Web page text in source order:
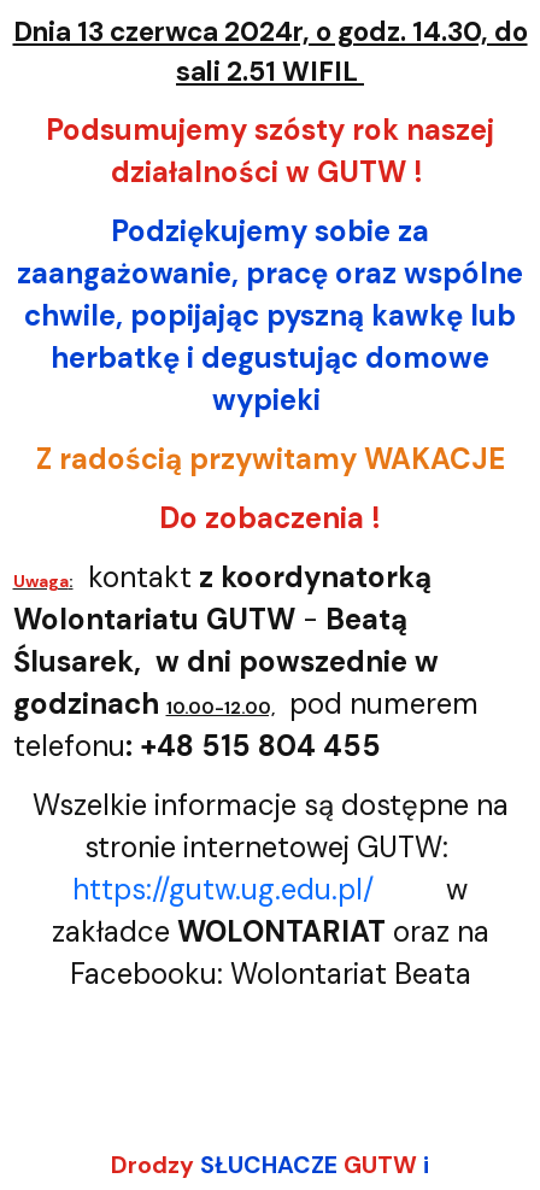
Dnia 13 czerwca 2024r, o godz. 14.30, do
sali 2.51 WIFIL
Podsumujemy szósty rok naszej
działalności w GUTW !
Podziękujemy sobie za
zaangażowanie, pracę oraz wspólne
chwile, popijając pyszną kawkę lub
herbatkę i degustując domowe
wypieki
Z radością przywitamy WAKACJE
Do zobaczenia !
Uwaga: kontakt z koordynatorką
Wolontariatu GUTW- Beatą
Ślusarek, w dni powszednie w
godzinach 10.00-12.00,pod numerem
telefonu: +48 515 804 455
Wszelkie informacje są dostępne na
stronie internetowej GUTW:
https://gutw.ug.edu.pl/ w
zakładce WOLONTARIAT oraz na
Facebooku: Wolontariat Beata
Drodzy SŁUCHACZE GUTW i